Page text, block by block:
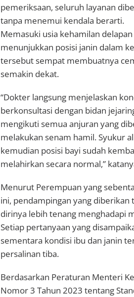
pemeriksaan, seluruh layanan
tanpa menemui kendala berarti.
Memasuki usia kehamilan
menunjukkan posisi janin dalam
tersebut sempat membuatnya
semakin dekat.
“Dokter langsung menjelaskan
berkonsultasi dengan bidan
mengikuti semua anjuran yang
melakukan senam hamil. Syukur
kemudian posisi bayi sudah
melahirkan secara normal,”
Menurut Perempuan yang
ini, pendampingan yang
dirinya lebih tenang menghadapi
Setiap pertanyaan yang
sementara kondisi ibu dan janin
persalinan tiba.
Berdasarkan Peraturan Menteri
Nomor 3 Tahun 2023 tentang